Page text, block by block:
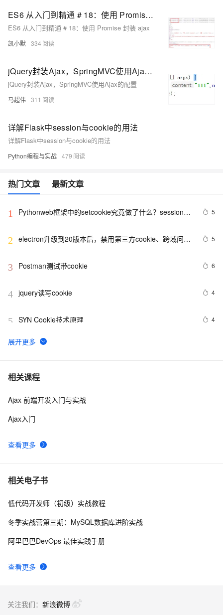
ES6 从入门到精通 # 18：使用 Promise 封装 ajax
ES6 从入门到精通 # 18：使用 Promise 封装 ajax
凯小默 334
jQuery封装Ajax，SpringMVC使用Ajax的配置
jQuery封装Ajax，SpringMVC使用Ajax的配置
马超伟 311
详解Flask中session与cookie的用法
详解Flask中session与cookie的用法
Python编程与实战 479
热门文章 最新文章
1
Pythonweb框架中的setcookie究竟做了什么？session与
5
2 electron升级到20版本后，禁用第三方cookie、跨域问题
5
3 Postman测试带cookie 6
4 jquery读写cookie 4
5 SYN Cookie技术原理 4
6 js中的cookie的设置获取和检查
7 Vue项目使用Cookie，以Json格式存入与读取Cookie，
8 Python的cookie处理分享
相关课程
查看更多
Ajax 前端开发入门与实战
Ajax入门
相关电子书
查看更多
低代码开发师（初级）实战教程
冬季实战营第三期：MySQL数据库进阶实战
阿里巴巴DevOps 最佳实践手册
关注我们： 新浪微博